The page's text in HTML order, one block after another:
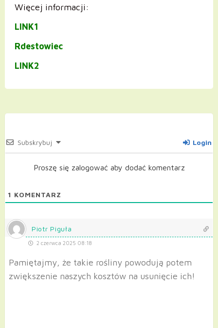
Więcej informacji:
LINK1
Rdestowiec
LINK2
Subskrybuj Login
Proszę się zalogować aby dodać komentarz
1 KOMENTARZ
Piotr Piguła
2 czerwca 2025 08:18
Pamiętajmy, że takie rośliny powodują potem
zwiększenie naszych kosztów na usunięcie ich!